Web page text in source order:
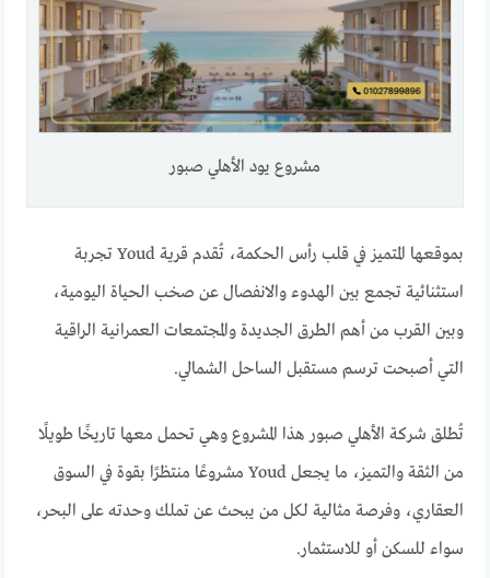
مشروع يود الأهلي صبور
بموقعها المتميز في قلب رأس الحكمة، تُقدم قرية Youd تجربة
استثنائية تجمع بين الهدوء والانفصال عن صخب الحياة اليومية،
وبين القرب من أهم الطرق الجديدة والمجتمعات العمرانية الراقية
التي أصبحت ترسم مستقبل الساحل الشمالي.
تُطلق شركة الأهلي صبور هذا المشروع وهي تحمل معها تاريخًا طويلًا
من الثقة والتميز، ما يجعل Youd مشروعًا منتظرًا بقوة في السوق
العقاري، وفرصة مثالية لكل من يبحث عن تملك وحدته على البحر،
سواء للسكن أو للاستثمار.